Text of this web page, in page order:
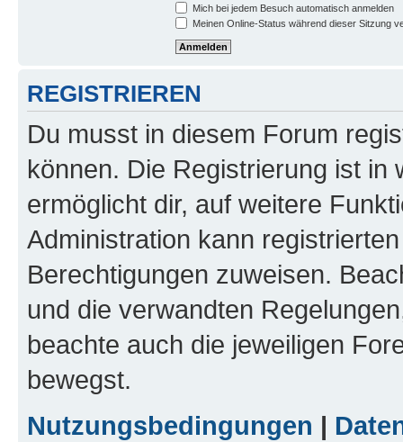
Mich bei jedem Besuch automatisch anmelden
Meinen Online-Status während dieser Sitzung
REGISTRIEREN
Du musst in diesem Forum
können. Die Registrierung ist in
ermöglicht dir, auf weitere
Administration kann
Berechtigungen zuweisen.
und die verwandten
beachte auch die jeweiligen
bewegst.
Nutzungsbedingungen |